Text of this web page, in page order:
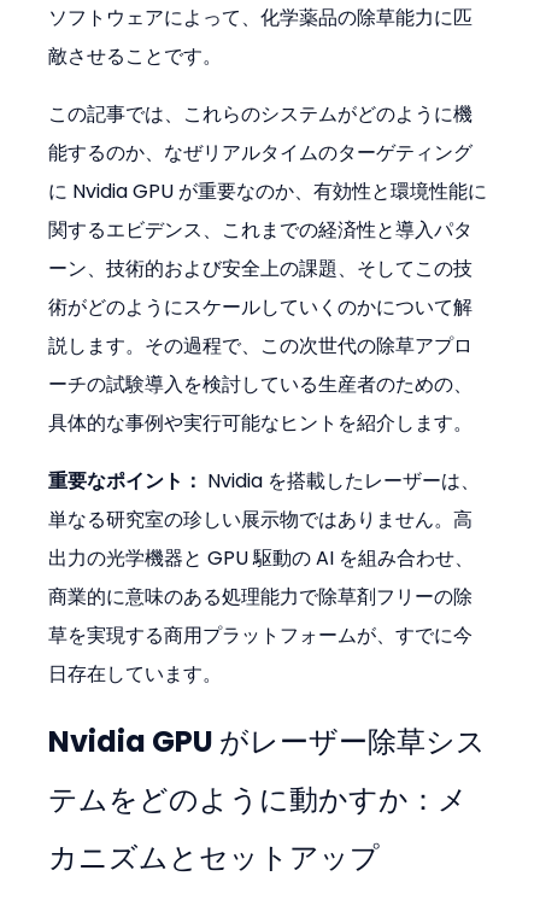
ソフトウェアによって、化学薬品の除草能力に匹
敵させることです。
この記事では、これらのシステムがどのように機
能するのか、なぜリアルタイムのターゲティング
に Nvidia GPU が重要なのか、有効性と環境性能に
関するエビデンス、これまでの経済性と導入パタ
ーン、技術的および安全上の課題、そしてこの技
術がどのようにスケールしていくのかについて解
説します。その過程で、この次世代の除草アプロ
ーチの試験導入を検討している生産者のための、
具体的な事例や実行可能なヒントを紹介します。
重要なポイント： Nvidia を搭載したレーザーは、
単なる研究室の珍しい展示物ではありません。高
出力の光学機器と GPU 駆動の AI を組み合わせ、
商業的に意味のある処理能力で除草剤フリーの除
草を実現する商用プラットフォームが、すでに今
日存在しています。
Nvidia GPU がレーザー除草シス
テムをどのように動かすか：メ
カニズムとセットアップ